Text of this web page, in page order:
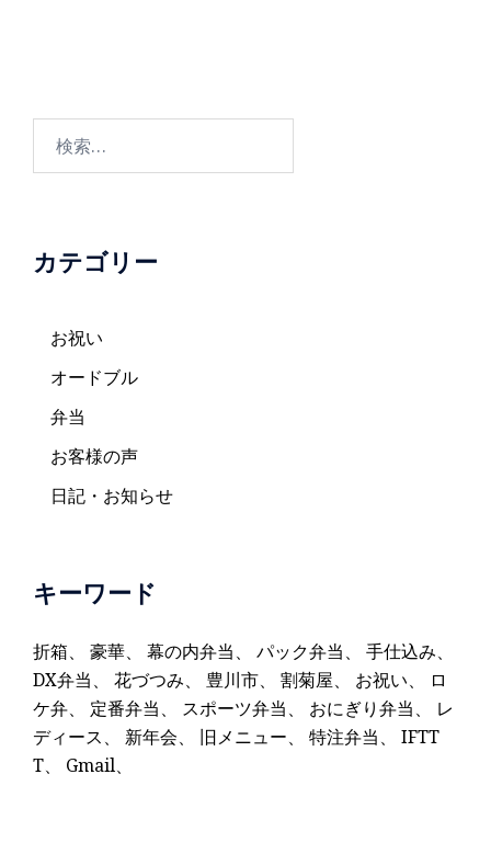
カテゴリー
お祝い
オードブル
弁当
お客様の声
日記・お知らせ
キーワード
折箱、 豪華、 幕の内弁当、 パック弁当、 手仕込み、
DX弁当、 花づつみ、 豊川市、 割菊屋、 お祝い、
ロ
ケ弁、 定番弁当、 スポーツ弁当、 おにぎり弁当、 レ
ディース、 新年会、 旧メニュー、 特注弁当、 IFTT
T、 Gmail、